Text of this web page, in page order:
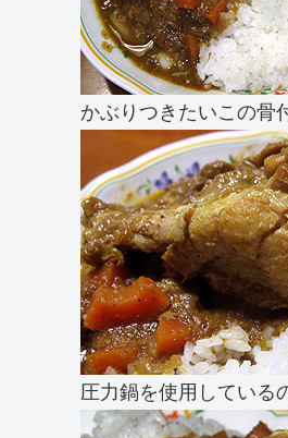
かぶりつきたいこの骨
圧力鍋を使用している